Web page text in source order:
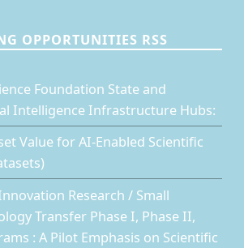
OPPORTUNITIES RSS
Foundation State and
Intelligence Infrastructure Hubs:
Value for AI-Enabled Scientific
Research / Small
Transfer Phase I, Phase II,
: A Pilot Emphasis on Scientific